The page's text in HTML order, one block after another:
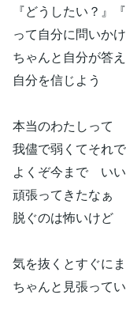
『どうしたい？』
って自分に問いか
ちゃんと自分が答
自分を信じよう
本当のわたしって
我儘で弱くてそれ
よくぞ今まで い
頑張ってきたなぁ
脱ぐのは怖いけど
気を抜くとすぐに
ちゃんと見張って